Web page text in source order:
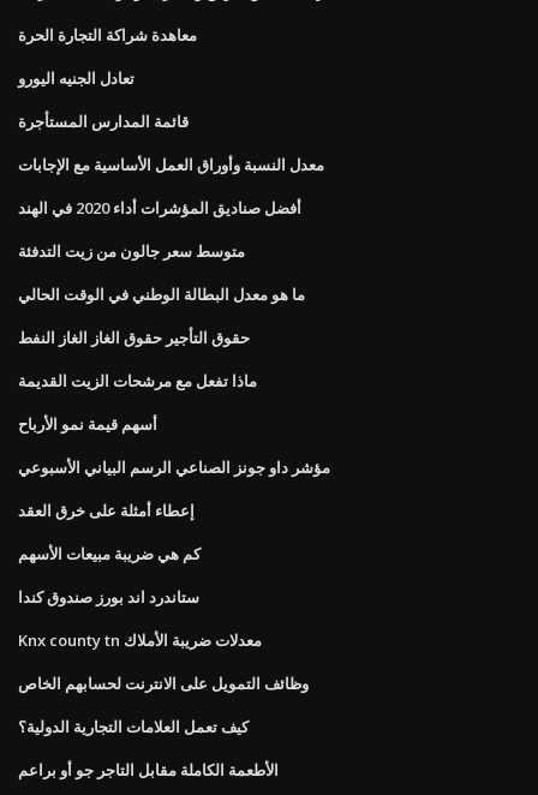
معاهدة شراكة التجارة الحرة
تعادل الجنيه اليورو
قائمة المدارس المستأجرة
معدل النسبة وأوراق العمل الأساسية مع الإجابات
أفضل صناديق المؤشرات أداء 2020 في الهند
متوسط ​​سعر جالون من زيت التدفئة
ما هو معدل البطالة الوطني في الوقت الحالي
حقوق التأجير حقوق الغاز الغاز النفط
ماذا تفعل مع مرشحات الزيت القديمة
أسهم قيمة نمو الأرباح
مؤشر داو جونز الصناعي الرسم البياني الأسبوعي
إعطاء أمثلة على خرق العقد
كم هي ضريبة مبيعات الأسهم
ستاندرد اند بورز صندوق كندا
Knx county tn معدلات ضريبة الأملاك
وظائف التمويل على الانترنت لحسابهم الخاص
كيف تعمل العلامات التجارية الدولية؟
الأطعمة الكاملة مقابل التاجر جو أو براعم